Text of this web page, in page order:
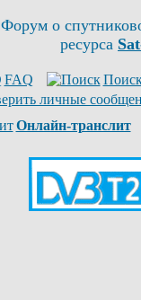
Форум о
ресурса
FAQ
Онлайн-транслит